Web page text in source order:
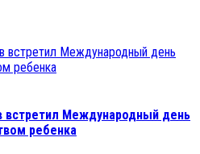
встретил Международный день
ребенка